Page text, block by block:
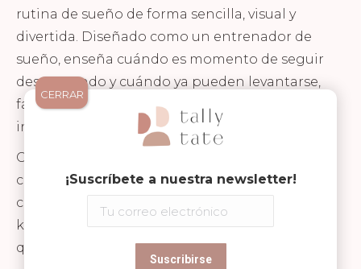
rutina de sueño de forma sencilla, visual y
divertida. Diseñado como un entrenador de
sueño, enseña cuándo es momento de seguir
descansando y cuándo ya pueden levantarse,
favoreciendo hábitos saludables desde la
infancia.
Cuando el koala está “durmiendo”, los niños
comprenden que deben permanecer en la
cama. A la hora programada por los padres, el
koala “despierta” y les indica de forma clara
que ya pueden empezar el día.
¡Suscríbete a nuestra newsletter!
CERRAR